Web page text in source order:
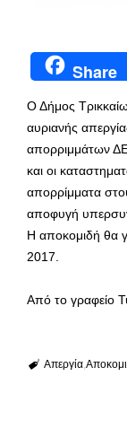
Share
Ο Δήμος
αυριανής
απορριμμάτων
και οι
απορρίμματα
αποφυγή
Η αποκομιδή θα
2017.
Από το γραφείο
Απεργία